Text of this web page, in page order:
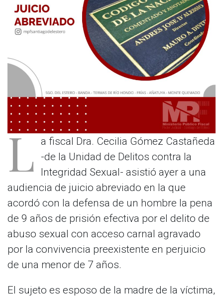
L a fiscal Dra. Cecilia Gómez Castañeda
-de la Unidad de Delitos contra la
Integridad Sexual- asistió ayer a una
audiencia de juicio abreviado en la que
acordó con la defensa de un hombre la pena
de 9 años de prisión efectiva por el delito de
abuso sexual con acceso carnal agravado
por la convivencia preexistente en perjuicio
de una menor de 7 años.
El sujeto es esposo de la madre de la víctima,